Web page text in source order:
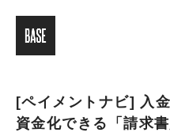
[ペイメントナビ] 入
資金化できる「請求